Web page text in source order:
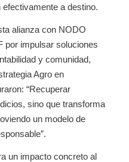
a destino.
alianza con NODO
por impulsar soluciones
y comunidad,
Agro en
“Recuperar
sino que transforma
un modelo de
un impacto concreto al